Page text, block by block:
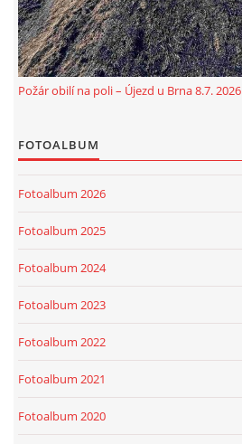
Požár obilí na poli – Újezd u Brna 8.7. 2026
FOTOALBUM
Fotoalbum 2026
Fotoalbum 2025
Fotoalbum 2024
Fotoalbum 2023
Fotoalbum 2022
Fotoalbum 2021
Fotoalbum 2020